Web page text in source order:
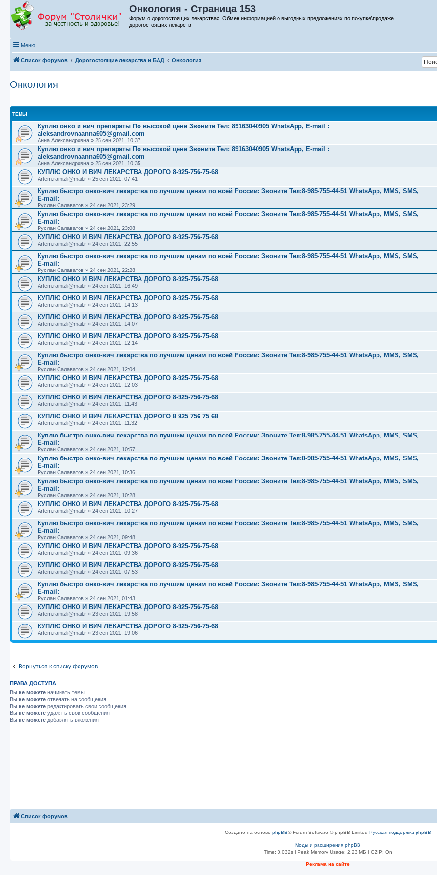
Онкология - Страница 153
Форум о дорогостоящих лекарствах. Обмен информацией о выгодных предложениях по покупке\продаже
дорогостоящих лекарств
Меню
Список форумов Дорогостоящие лекарства и БАД Онкология
Онкология
ТЕМЫ
Куплю онко и вич препараты По высокой цене Звоните Тел: 89163040905 WhatsApp, E-mail :
aleksandrovnaanna605@gmail.com
Анна Александровна » 25 сен 2021, 10:37
Куплю онко и вич препараты По высокой цене Звоните Тел: 89163040905 WhatsApp, E-mail :
aleksandrovnaanna605@gmail.com
Анна Александровна » 25 сен 2021, 10:35
КУПЛЮ ОНКО И ВИЧ ЛЕКАРСТВА ДОРОГО 8-925-756-75-68
Artem.ramizli@mail.r » 25 сен 2021, 07:41
Куплю быстро онко-вич лекарства по лучшим ценам по всей России: Звоните Тел:‪8-985-755-44-51 WhatsApp, MMS, SMS,
E-mail:
Руслан Салаватов » 24 сен 2021, 23:29
Куплю быстро онко-вич лекарства по лучшим ценам по всей России: Звоните Тел:‪8-985-755-44-51 WhatsApp, MMS, SMS,
E-mail:
Руслан Салаватов » 24 сен 2021, 23:08
КУПЛЮ ОНКО И ВИЧ ЛЕКАРСТВА ДОРОГО 8-925-756-75-68
Artem.ramizli@mail.r » 24 сен 2021, 22:55
Куплю быстро онко-вич лекарства по лучшим ценам по всей России: Звоните Тел:‪8-985-755-44-51 WhatsApp, MMS, SMS,
E-mail:
Руслан Салаватов » 24 сен 2021, 22:28
КУПЛЮ ОНКО И ВИЧ ЛЕКАРСТВА ДОРОГО 8-925-756-75-68
Artem.ramizli@mail.r » 24 сен 2021, 16:49
КУПЛЮ ОНКО И ВИЧ ЛЕКАРСТВА ДОРОГО 8-925-756-75-68
Artem.ramizli@mail.r » 24 сен 2021, 14:13
КУПЛЮ ОНКО И ВИЧ ЛЕКАРСТВА ДОРОГО 8-925-756-75-68
Artem.ramizli@mail.r » 24 сен 2021, 14:07
КУПЛЮ ОНКО И ВИЧ ЛЕКАРСТВА ДОРОГО 8-925-756-75-68
Artem.ramizli@mail.r » 24 сен 2021, 12:14
Куплю быстро онко-вич лекарства по лучшим ценам по всей России: Звоните Тел:‪8-985-755-44-51 WhatsApp, MMS, SMS,
E-mail:
Руслан Салаватов » 24 сен 2021, 12:04
КУПЛЮ ОНКО И ВИЧ ЛЕКАРСТВА ДОРОГО 8-925-756-75-68
Artem.ramizli@mail.r » 24 сен 2021, 12:03
КУПЛЮ ОНКО И ВИЧ ЛЕКАРСТВА ДОРОГО 8-925-756-75-68
Artem.ramizli@mail.r » 24 сен 2021, 11:43
КУПЛЮ ОНКО И ВИЧ ЛЕКАРСТВА ДОРОГО 8-925-756-75-68
Artem.ramizli@mail.r » 24 сен 2021, 11:32
Куплю быстро онко-вич лекарства по лучшим ценам по всей России: Звоните Тел:‪8-985-755-44-51 WhatsApp, MMS, SMS,
E-mail:
Руслан Салаватов » 24 сен 2021, 10:57
Куплю быстро онко-вич лекарства по лучшим ценам по всей России: Звоните Тел:‪8-985-755-44-51 WhatsApp, MMS, SMS,
E-mail:
Руслан Салаватов » 24 сен 2021, 10:36
Куплю быстро онко-вич лекарства по лучшим ценам по всей России: Звоните Тел:‪8-985-755-44-51 WhatsApp, MMS, SMS,
E-mail:
Руслан Салаватов » 24 сен 2021, 10:28
КУПЛЮ ОНКО И ВИЧ ЛЕКАРСТВА ДОРОГО 8-925-756-75-68
Artem.ramizli@mail.r » 24 сен 2021, 10:27
Куплю быстро онко-вич лекарства по лучшим ценам по всей России: Звоните Тел:‪8-985-755-44-51 WhatsApp, MMS, SMS,
E-mail:
Руслан Салаватов » 24 сен 2021, 09:48
КУПЛЮ ОНКО И ВИЧ ЛЕКАРСТВА ДОРОГО 8-925-756-75-68
Artem.ramizli@mail.r » 24 сен 2021, 09:36
КУПЛЮ ОНКО И ВИЧ ЛЕКАРСТВА ДОРОГО 8-925-756-75-68
Artem.ramizli@mail.r » 24 сен 2021, 07:53
Куплю быстро онко-вич лекарства по лучшим ценам по всей России: Звоните Тел:‪8-985-755-44-51 WhatsApp, MMS, SMS,
E-mail:
Руслан Салаватов » 24 сен 2021, 01:43
КУПЛЮ ОНКО И ВИЧ ЛЕКАРСТВА ДОРОГО 8-925-756-75-68
Artem.ramizli@mail.r » 23 сен 2021, 19:58
КУПЛЮ ОНКО И ВИЧ ЛЕКАРСТВА ДОРОГО 8-925-756-75-68
Artem.ramizli@mail.r » 23 сен 2021, 19:06
Вернуться к списку форумов
ПРАВА ДОСТУПА
Вы не можете начинать темы
Вы не можете отвечать на сообщения
Вы не можете редактировать свои сообщения
Вы не можете удалять свои сообщения
Вы не можете добавлять вложения
Список форумов
Создано на основе phpBB® Forum Software © phpBB Limited Русская поддержка phpBB
Моды и расширения phpBB
Time: 0.032s| Peak Memory Usage: 2.23 МБ | GZIP: On
Рeклама на сaйте